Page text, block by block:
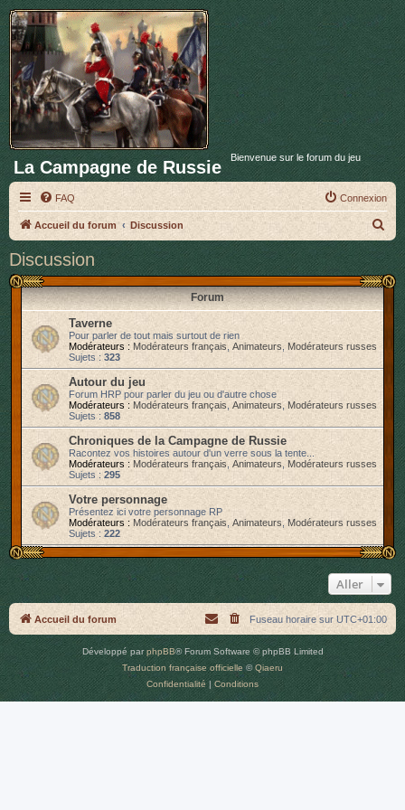
La Campagne de Russie Bienvenue sur le forum du jeu
FAQ Connexion
Accueil du forum Discussion
e
c
h
Discussion
Forum
Taverne
Pour parler de tout mais surtout de rien
Modérateurs : Modérateurs français Animateurs
Modérateurs russes
Sujets : 323
Autour du jeu
Forum HRP pour parler du jeu ou d'autre chose
Modérateurs : Modérateurs français Animateurs Modérateurs russes
Sujets : 858
Chroniques de la Campagne de Russie
Racontez vos histoires autour d'un verre sous la tente...
Modérateurs : Modérateurs français Animateurs
Modérateurs russes
Sujets : 295
Votre personnage
Présentez ici votre personnage RP
Modérateurs : Modérateurs français Animateurs, Modérateurs russes
Sujets : 222
Aller
Accueil du forum Fuseau horaire sur UTC+01:00
Développé parphpBB® Forum Software © phpBB Limited
Traduction française officielle©Qiaeru
Confidentialité| Conditions